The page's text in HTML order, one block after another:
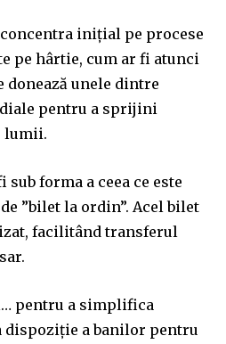
iniţial pe procese
pe hârtie, cum ar fi atunci
donează unele dintre
pentru a sprijini
lumii.
forma a ceea ce este
”bilet la ordin”. Acel bilet
facilitând transferul
pentru a simplifica
dispoziţie a banilor pentru